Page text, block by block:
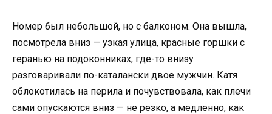
Номер был небольшой, но с балконом. Она вышла,
посмотрела вниз — узкая улица, красные горшки с
геранью на подоконниках, где-то внизу
разговаривали по-каталански двое мужчин. Катя
облокотилась на перила и почувствовала, как плечи
сами опускаются вниз — не резко, а медленно, как